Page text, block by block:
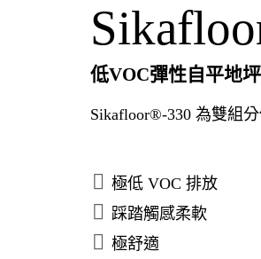
低VOC彈性自平地
Sikafloor®-330 為雙組
極低 VOC 排放
踩踏觸感柔軟
極舒適